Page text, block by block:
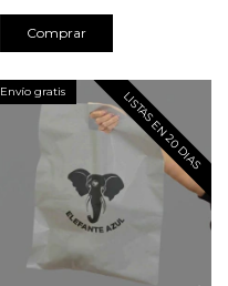
Comprar
Envío gratis LISTAS EN 20 DIAS